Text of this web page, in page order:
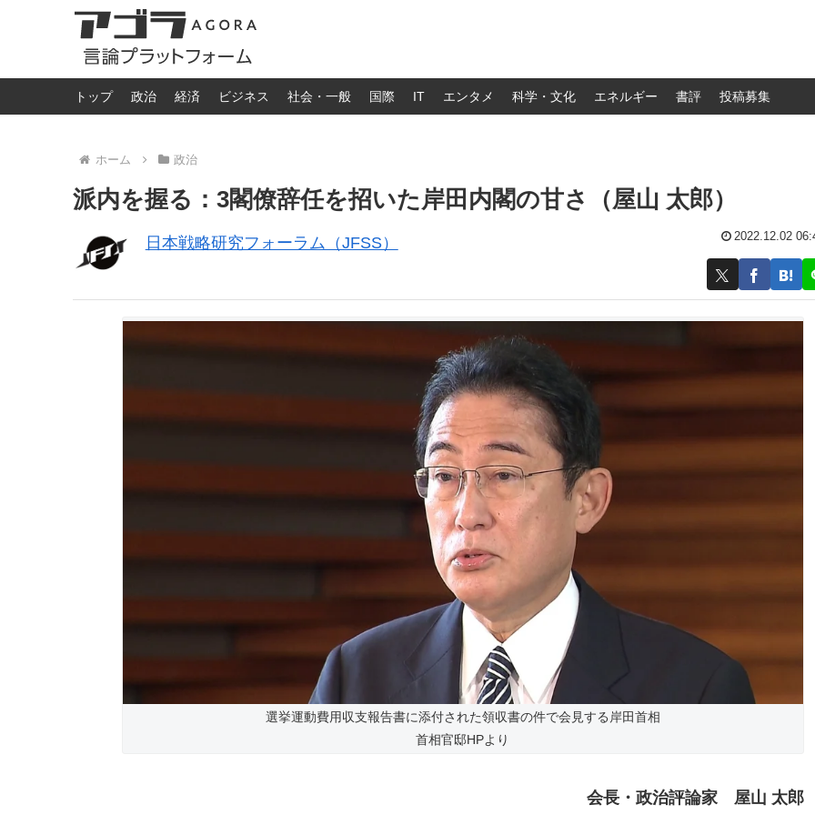
トップ 政治 経済 ビジネス 社会・一般 国際 IT エンタメ 科学・文化 エネルギー 書評 投稿募集
ホーム 政治
派内を握る：3閣僚辞任を招いた岸田内閣の甘さ（屋山 太郎）
日本戦略研究フォーラム（JFSS） 2022.12.02
選挙運動費用収支報告書に添付された領収書の件で会見する岸田首相
首相官邸HPより
会長・政治評論家 屋山 太郎